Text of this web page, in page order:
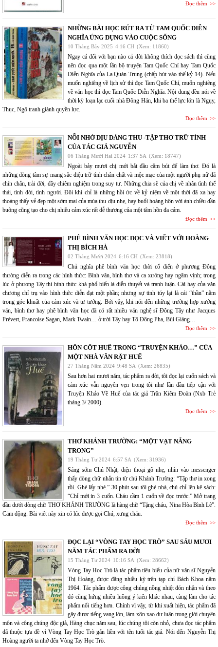
Đọc thêm
NHỮNG BÀI HỌC RÚT RA TỪ TAM QUỐC DIỄN
NGHĨA ỨNG DỤNG VÀO CUỘC SỐNG
10 Tháng Bảy 2025 4:16 CH (Xem: 11860)
Ngay cả đối với bạn nào cả đời không thích đọc sách thì cũng
nên đọc qua một lần bộ truyện Tam Quốc Chí hay Tam Quốc
Diễn Nghĩa của La Quán Trung (chấp bút vào thế kỷ 14). Nếu
muốn nghiêng về lịch sử thì đọc Tam Quốc Chí, muốn nghiêng
về văn học thì đọc Tam Quốc Diễn Nghĩa. Nội dung đều nói về
thời kỳ loạn lạc cuối nhà Đông Hán, khi ba thế lực lớn là Ngụy,
Thục, Ngô tranh giành quyền lực.
Đọc thêm
NỖI NHỚ DỊU DÀNG THU -TẬP THƠ TRỮ TÌNH
CỦA TÁC GIẢ NGUYỄN
06 Tháng Mười Hai 2024 1:37 SA (Xem: 18747)
Ngoài bảy mươi chị mới bắt đầu cầm bút để làm thơ. Đó là
những dòng tâm sự mang sắc điệu trữ tình chân chất và mộc mạc của một người phụ nữ đã
chín chắn, trải đời, đầy chiêm nghiệm trong suy tư. Những chia sẽ của chị về nhân tình thế
thái, tình đời, tình người. Đôi khi chỉ là những hồi ức về kỷ niệm về một thời đã xa hay
thoáng thấy vẻ đẹp một sớm mai của mùa thu dịu nhẹ, hay buổi hoàng hôn với ánh chiều dần
buông cũng tạo cho chị nhiều cảm xúc rất dễ thương của một tâm hồn đa cảm.
Đọc thêm
PHÊ BÌNH VĂN HỌC ĐỌC VÀ VIẾT VỚI HOÀNG
THỊ BÍCH HÀ
02 Tháng Mười 2024 6:16 CH (Xem: 23818)
Chủ nghĩa phê bình văn học thời cổ điển ở phương Đông
thường diễn ra trong các hình thức: Bình văn, bình thơ và ca xướng hay ngâm vịnh; trong
lúc ở phương Tây thì hình thức khá phổ biến là diễn thuyết và tranh luận. Cái hay của văn
chương chỉ trụ vào hình thức diễn đạt một phần; nhưng sự tinh túy lại là cái “thần” nằm
trong góc khuất của cảm xúc và tư tưởng. Bởi vậy, khi nói đến những trường hợp xướng
văn, bình thơ hay phê bình văn học đã có rất nhiều văn nghệ sĩ Đông Tây như Jacques
Prévert, Francoise Sagan, Mark Twain… ở trời Tây hay Tô Đông Pha, Bùi Giáng…
Đọc thêm
HỒN CỐT HUẾ TRONG “TRUYỆN KHẢO…” CỦA
MỘT NHÀ VĂN RẶT HUẾ
27 Tháng Năm 2024 9:48 SA (Xem: 26835)
Sau hơn hai mươi năm, tác phẩm ra đời, tôi đọc lại cuốn sách và
cảm xúc vẫn nguyên vẹn trong tôi như lần đầu tiếp cận với
Truyện Khảo Về Huế của tác giả Trần Kiêm Đoàn (Nxb Trẻ
tháng 3/ 2000).
Đọc thêm
THƠ KHÁNH TRƯỜNG: “MỘT VẠT NẮNG
TRONG”
19 Tháng Tư 2024 6:57 SA (Xem: 31936)
Sáng sớm Chủ Nhật, điện thoại gõ nhẹ, nhìn vào messenger
thấy dòng chữ nhắn tin từ chú Khánh Trường: “Tập thơ in xong
rồi. Ghé lấy nhé.” 30 phút sau tôi ghé nhà, chú chỉ lên kệ sách:
“Chỉ mới in 3 cuốn. Cháu cầm 1 cuốn về đọc trước.” Mở trang
đầu dưới dòng chữ THƠ KHÁNH TRƯỜNG là hàng chữ “Tặng cháu, Nina Hòa Bình Lê”.
Cảm động. Bài viết này xin có lúc được gọi Chú, xưng cháu.
Đọc thêm
ĐỌC LẠI “VÒNG TAY HỌC TRÒ” SAU SÁU MƯƠI
NĂM TÁC PHẨM RA ĐỜI
15 Tháng Tư 2024 10:16 SA (Xem: 28662)
Vòng Tay Học Trò là tác phẩm tiêu biểu của nữ văn sĩ Nguyễn
Thị Hoàng, được đăng nhiều kỳ trên tạp chí Bách Khoa năm
1964. Tác phẩm được công chúng nồng nhiệt đón nhận và theo
đó cũng hứng nhiều luồng ý kiến khác nhau, càng làm cho tác
phẩm nổi tiếng hơn. Chính vì vậy, từ khi xuất hiện, tác phẩm đã
gây được tiếng vang lớn, làm xôn xao dư luận trong giới chuyên
môn và công chúng độc giả, Hàng chục năm sau, lúc chúng tôi còn nhỏ, chưa đọc tác phẩm
đã thuộc tựa đề vì Vòng Tay Học Trò gắn liền với tên tuổi tác giả. Nói đến Nguyễn Thị
Hoàng người ta nhớ đến Vòng Tay Học Trò.